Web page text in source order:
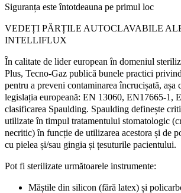
Siguranța este întotdeauna pe primul loc
VEDEȚI PĂRȚILE AUTOCLAVABILE
INTELLIFLUX
În calitate de lider european în domeniul
Plus, Tecno-Gaz publică bunele practici
pentru a preveni contaminarea încrucișată, așa
legislația europeană: EN 13060, EN17665-1,
clasificarea Spaulding. Spaulding definește
utilizate în timpul tratamentului stomatologic
necritic) în funcție de utilizarea acestora și de
cu pielea și/sau gingia și țesuturile pacientului.
Pot fi sterilizate următoarele instrumente:
Măștile din silicon (fără latex) și